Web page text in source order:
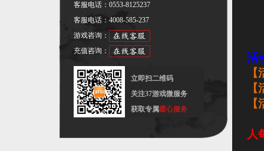
客服电话： 0553-8125237
客服电话： 4008-585-237
游戏咨询：
充值咨询：
立即扫二维码
关注37游戏微服务
获取专属暖心服务
活
人